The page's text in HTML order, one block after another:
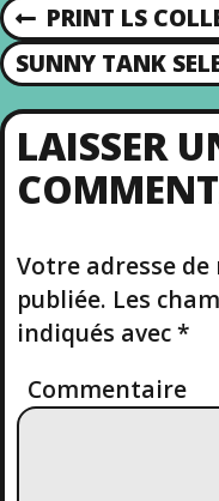
N
A
V
G
A
T
P
R
E
V
I
O
U
S
O
S
T
PRINT LS
N
E
X
T
P
O
T
SUNNY TANK
LAISSER
Votre adresse de
publiée. Les
indiqués avec*
Commentaire